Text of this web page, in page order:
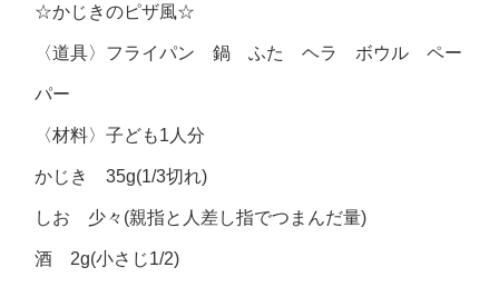
☆かじきのピザ風☆
〈道具〉フライパン 鍋 ふた ヘラ ボウル ペー
パー
〈材料〉子ども1人分
かじき 35g(1/3切れ)
しお 少々(親指と人差し指でつまんだ量)
酒 2g(小さじ1/2)